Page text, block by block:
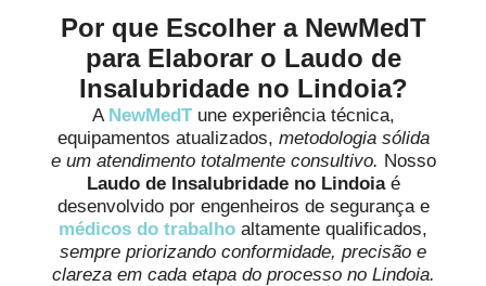
Por que Escolher a NewMedT
para Elaborar o Laudo de
Insalubridade no Lindoia?
A NewMedT une experiência técnica,
equipamentos atualizados, metodologia sólida
e um atendimento totalmente consultivo. Nosso
Laudo de Insalubridade no Lindoiaé
desenvolvido por engenheiros de segurança e
médicos do trabalho altamente qualificados,
sempre priorizando conformidade, precisão e
clareza em cada etapa do processo no Lindoia.